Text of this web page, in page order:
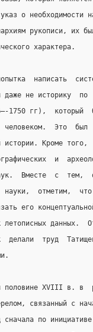
о необходимости
рукописи, их
характера.
написать
даже не историку
1750 гг),  который
человеком.  Это
истории. Кроме
и
Вместе  с  тем,
науки,  отметим,
его
летописных данных.
делали  труд
половине XVIII в. в
связанный с
сначала по